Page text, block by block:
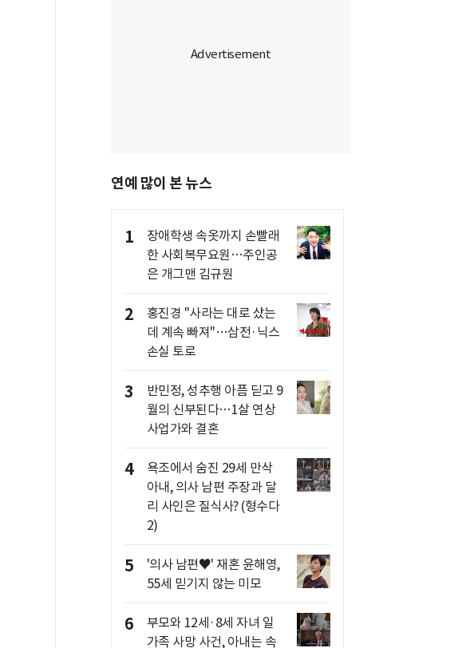
연예 많이 본 뉴스
1
장애학생 속옷까지 손빨래
한 사회복무요원…주인공
은 개그맨 김규원
2
홍진경 "사라는 대로 샀는
데 계속 빠져"…삼전·닉스
손실 토로
3
반민정, 성추행 아픔 딛고 9
월의 신부된다…1살 연상
사업가와 결혼
4
욕조에서 숨진 29세 만삭
아내, 의사 남편 주장과 달
리 사인은 질식사? (형수다
2)
5
'의사 남편♥' 재혼 윤해영,
55세 믿기지 않는 미모
6
부모와 12세·8세 자녀 일
가족 사망 사건, 아내는 속